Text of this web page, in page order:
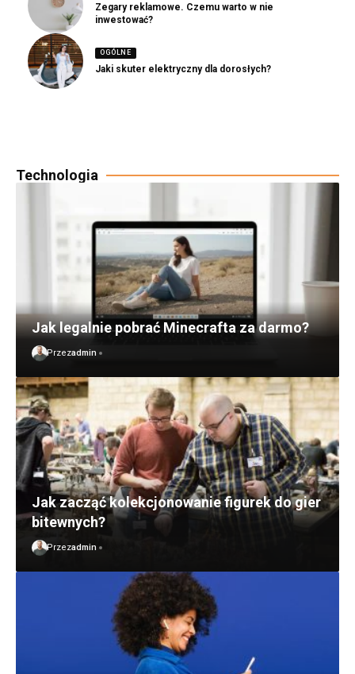
Zegary reklamowe. Czemu warto w nie
inwestować?
OGÓLNE
Jaki skuter elektryczny dla dorosłych?
Technologia
Jak legalnie pobrać Minecrafta za darmo?
Przezadmin
Jak zacząć kolekcjonowanie figurek do gier
bitewnych?
Przezadmin